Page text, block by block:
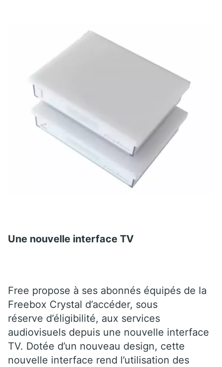
Une nouvelle interface TV
Free propose à ses abonnés équipés de la
Freebox Crystal d’accéder, sous
réserve d’éligibilité, aux services
audiovisuels depuis une nouvelle interface
TV. Dotée d’un nouveau design, cette
nouvelle interface rend l’utilisation des